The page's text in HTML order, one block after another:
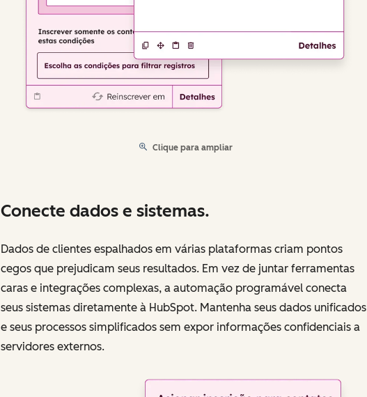
Clique para ampliar
Conecte dados e sistemas.
Dados de clientes espalhados em várias plataformas criam pontos
cegos que prejudicam seus resultados. Em vez de juntar ferramentas
caras e integrações complexas, a automação programável conecta
seus sistemas diretamente à HubSpot. Mantenha seus dados unificados
e seus processos simplificados sem expor informações confidenciais a
servidores externos.